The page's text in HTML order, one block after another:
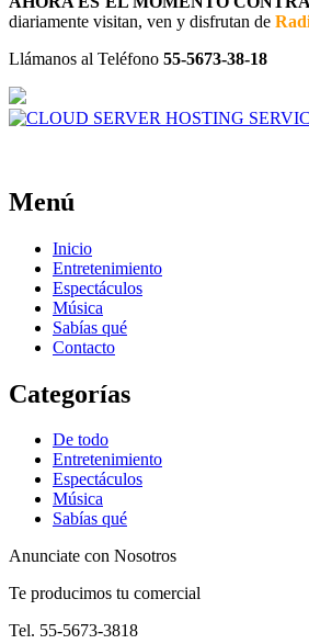
diariamente visitan, ven y disfrutan de
Llámanos al Teléfono 55-5673-38-18
Menú
Inicio
Entretenimiento
Espectáculos
Música
Sabías qué
Contacto
Categorías
De todo
Entretenimiento
Espectáculos
Música
Sabías qué
Anunciate con Nosotros
Te producimos tu comercial
Tel. 55-5673-3818